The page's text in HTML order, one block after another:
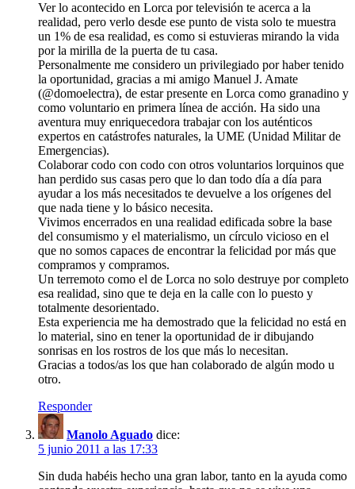
Ver lo acontecido en Lorca por televisión te acerca a la
realidad, pero verlo desde ese punto de vista solo te muestra
un 1% de esa realidad, es como si estuvieras mirando la vida
por la mirilla de la puerta de tu casa.
Personalmente me considero un privilegiado por haber tenido
la oportunidad, gracias a mi amigo Manuel J. Amate
(@domoelectra), de estar presente en Lorca como granadino y
como voluntario en primera línea de acción. Ha sido una
aventura muy enriquecedora trabajar con los auténticos
expertos en catástrofes naturales, la UME (Unidad Militar de
Emergencias).
Colaborar codo con codo con otros voluntarios lorquinos que
han perdido sus casas pero que lo dan todo día a día para
ayudar a los más necesitados te devuelve a los orígenes del
que nada tiene y lo básico necesita.
Vivimos encerrados en una realidad edificada sobre la base
del consumismo y el materialismo, un círculo vicioso en el
que no somos capaces de encontrar la felicidad por más que
compramos y compramos.
Un terremoto como el de Lorca no solo destruye por completo
esa realidad, sino que te deja en la calle con lo puesto y
totalmente desorientado.
Esta experiencia me ha demostrado que la felicidad no está en
lo material, sino en tener la oportunidad de ir dibujando
sonrisas en los rostros de los que más lo necesitan.
Gracias a todos/as los que han colaborado de algún modo u
otro.
Responder
Manolo Aguado dice:
5 junio 2011 a las 17:33
Sin duda habéis hecho una gran labor, tanto en la ayuda como